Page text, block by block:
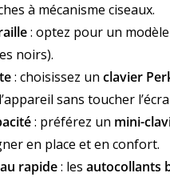
à mécanisme ciseaux.
: optez pour un modèle
noirs).
: choisissez un clavier
sans toucher
: préférez un mini-
en place et en confort.
rapide: les autocollants